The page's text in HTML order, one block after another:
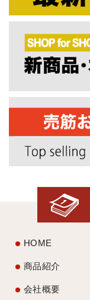
HOME
商品紹介
会社概要